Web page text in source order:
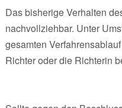
Das bisherige Verhalten
nachvollziehbar. Unter
gesamten
Richter oder die Richterin